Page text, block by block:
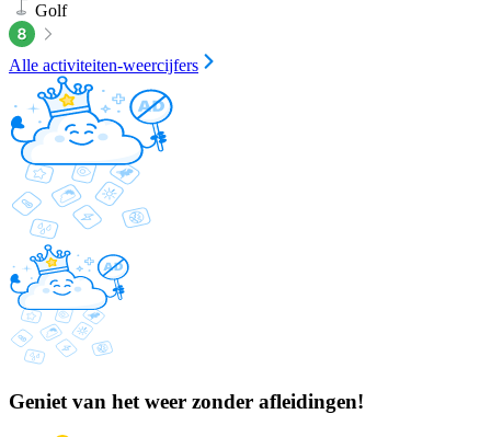
Golf
Alle activiteiten-weercijfers
Geniet van het weer zonder afleidingen!